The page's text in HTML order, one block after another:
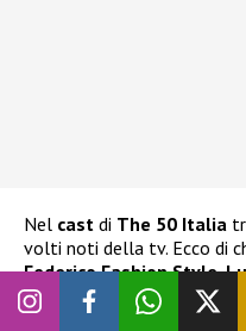
Nel cast di The 50 Italia
volti noti della tv. Ecco di
Federico Fashion Style,
Giusti, La Giss,
Giorgio Ramondetta,